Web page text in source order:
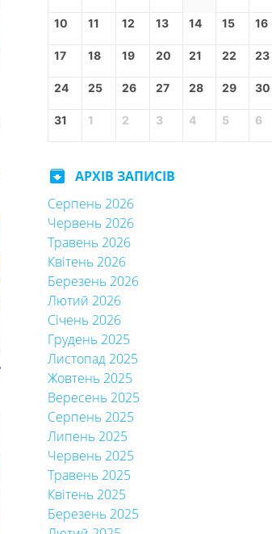
10 11 12 13 14 15 16
17 18 19 20 21 22 23
24 25 26 27 28 29 30
31 1 2 3 4 5 6
archive АРХІВ ЗАПИСІВ
Серпень 2026
Червень 2026
Травень 2026
Квітень 2026
Березень 2026
Лютий 2026
Січень 2026
Грудень 2025
Листопад 2025
Жовтень 2025
Вересень 2025
Серпень 2025
Липень 2025
Червень 2025
Травень 2025
Квітень 2025
Березень 2025